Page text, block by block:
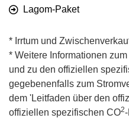
Lagom-Paket
* Irrtum und
* Weitere Informationen
und zu den offiziellen
gegebenenfalls zum
dem 'Leitfaden über den
offiziellen spezifischen CO2